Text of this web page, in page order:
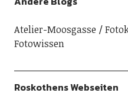
Atelier-Moosgasse
Fotowissen
Roskothens Webseiten